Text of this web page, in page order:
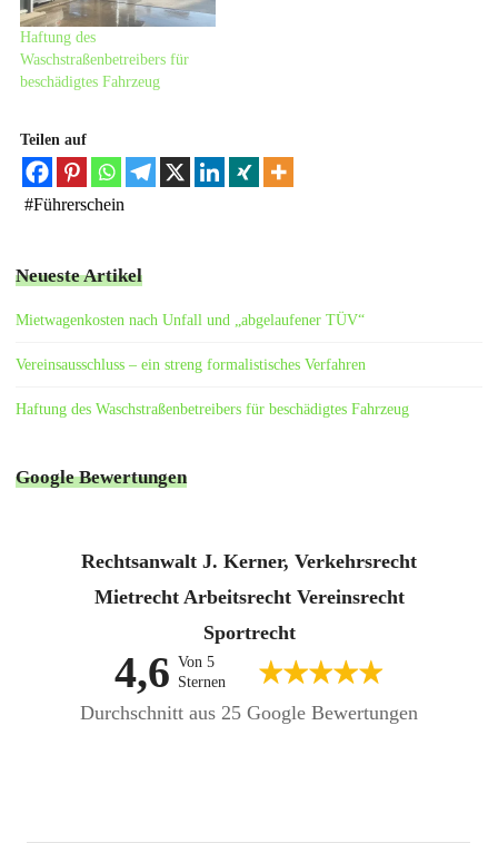
Haftung des
Waschstraßenbetreibers für
beschädigtes Fahrzeug
Teilen auf
#Führerschein
Neueste Artikel
Mietwagenkosten nach Unfall und „abgelaufener TÜV“
Vereinsausschluss – ein streng formalistisches Verfahren
Haftung des Waschstraßenbetreibers für beschädigtes Fahrzeug
Google Bewertungen
Rechtsanwalt J. Kerner, Verkehrsrecht
Mietrecht Arbeitsrecht Vereinsrecht
Sportrecht
4,6 Von 5
Sternen
Durchschnitt aus 25 Google Bewertungen